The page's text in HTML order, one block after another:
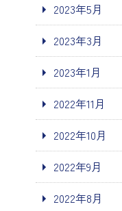
2023年5月
2023年3月
2023年1月
2022年11月
2022年10月
2022年9月
2022年8月